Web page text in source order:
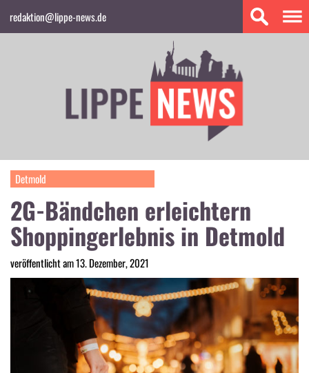
redaktion@lippe-news.de
Detmold
2G-Bändchen erleichtern
Shoppingerlebnis in Detmold
veröffentlicht am 13. Dezember, 2021